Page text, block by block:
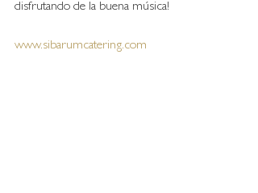
disfrutando de la buena música!
www.sibarumcatering.com